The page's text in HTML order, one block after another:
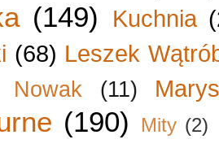
(149) Kuchnia
(68) Leszek
Nowak (11)
(190) Mity (2)